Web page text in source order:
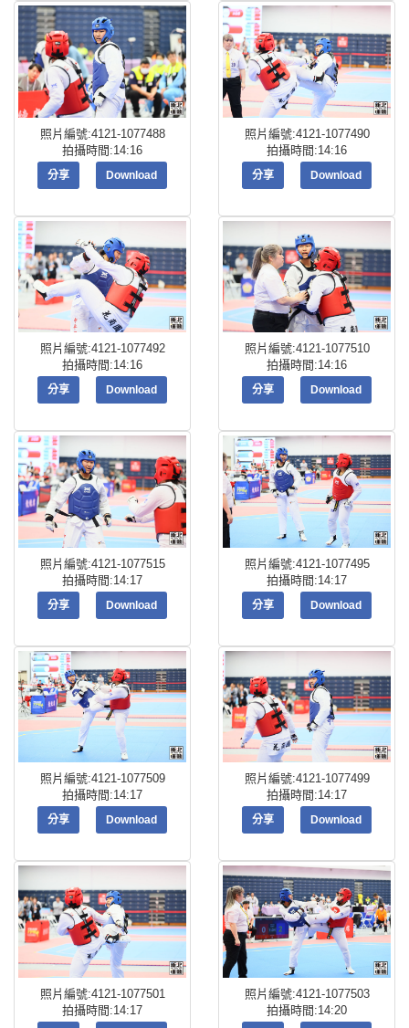
照片編號:4121-1077488
拍攝時間:14:16
分享 Download
照片編號:4121-1077490
拍攝時間:14:16
分享 Download
照片編號:4121-1077492
拍攝時間:14:16
分享 Download
照片編號:4121-1077510
拍攝時間:14:16
分享 Download
照片編號:4121-1077515
拍攝時間:14:17
分享 Download
照片編號:4121-1077495
拍攝時間:14:17
分享 Download
照片編號:4121-1077509
拍攝時間:14:17
分享 Download
照片編號:4121-1077499
拍攝時間:14:17
分享 Download
照片編號:4121-1077501
拍攝時間:14:17
照片編號:4121-1077503
拍攝時間:14:20